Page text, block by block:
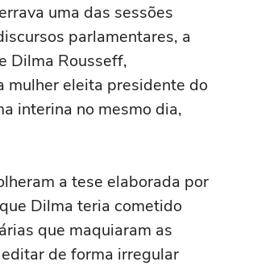
uma das sessões
parlamentares, a
Dilma Rousseff,
mulher eleita presidente do
interina no mesmo dia,
a tese elaborada por
Dilma teria cometido
que maquiaram as
de forma irregular